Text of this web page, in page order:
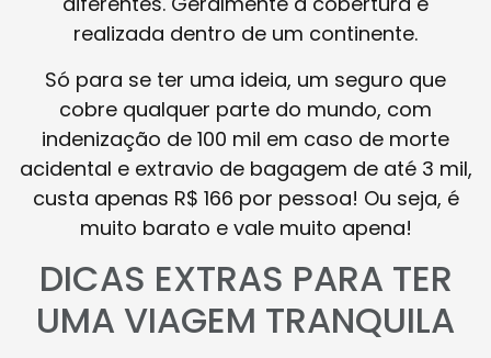
realizada dentro de um continente.
Só para se ter uma ideia, um seguro que
cobre qualquer parte do mundo, com
indenização de 100 mil em caso de morte
acidental e extravio de bagagem de até 3 mil,
custa apenas R$ 166 por pessoa! Ou seja, é
muito barato e vale muito apena!
DICAS EXTRAS PARA TER
UMA VIAGEM TRANQUILA